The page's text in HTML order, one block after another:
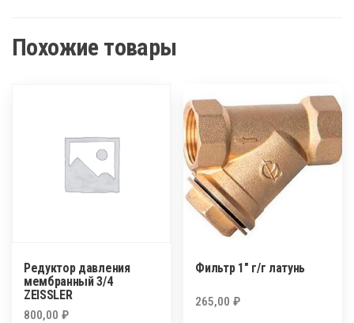
Похожие товары
Редуктор давления
мембранный 3/4
ZEISSLER
800,00 ₽
Фильтр 1″ г/г латунь
265,00₽